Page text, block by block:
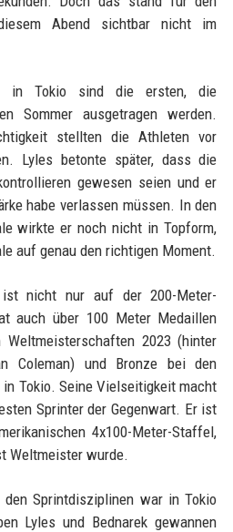
Abend sichtbar nicht im
in Tokio sind die ersten, die
Sommer ausgetragen werden.
stellten die Athleten vor
Lyles betonte später, dass die
gewesen seien und er
habe verlassen müssen. In den
wirkte er noch nicht in Topform,
auf genau den richtigen Moment.
ist nicht nur auf der 200-Meter-
auch über 100 Meter Medaillen
Weltmeisterschaften 2023 (hinter
Coleman) und Bronze bei den
in Tokio. Seine Vielseitigkeit macht
Sprinter der Gegenwart. Er ist
4x100-Meter-Staffel,
Weltmeister wurde.
den Sprintdisziplinen war in Tokio
Lyles und Bednarek gewannen